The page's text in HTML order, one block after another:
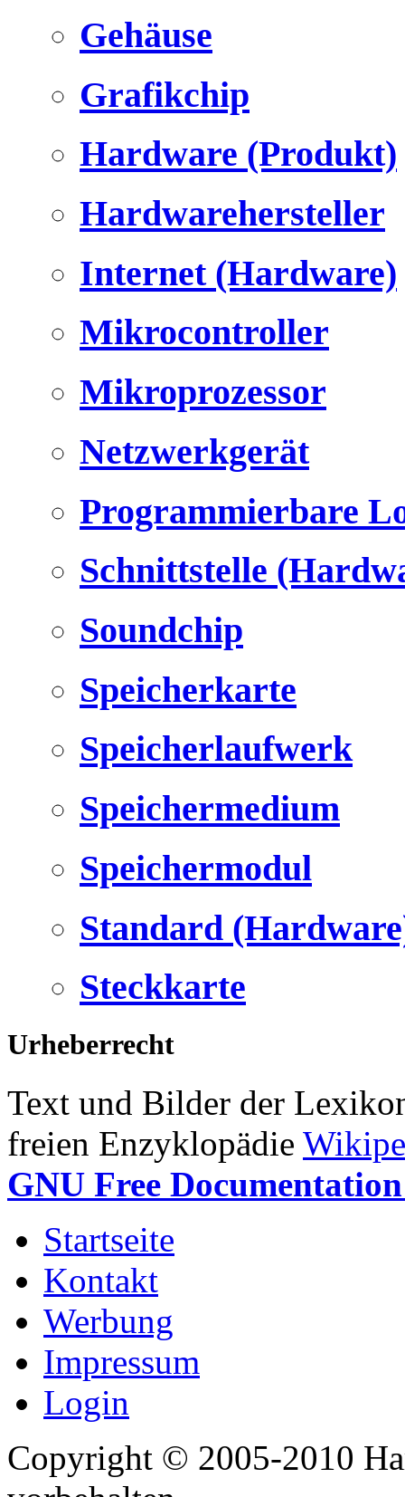
Gehäuse
Grafikchip
Hardware (Produkt)
Hardwarehersteller
Internet (Hardware)
Mikrocontroller
Mikroprozessor
Netzwerkgerät
Programmierbare
Schnittstelle
Soundchip
Speicherkarte
Speicherlaufwerk
Speichermedium
Speichermodul
Standard
Steckkarte
Urheberrecht
Text und Bilder der
freien Enzyklopädie
GNU Free
Startseite
Kontakt
Werbung
Impressum
Login
Copyright © 2005-2010